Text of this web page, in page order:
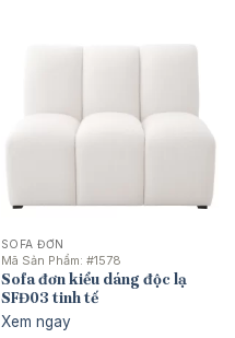
SOFA ĐƠN
Mã Sản Phẩm: #1578
Sofa đơn kiểu dáng độc lạ
SFĐ03 tinh tế
Xem ngay